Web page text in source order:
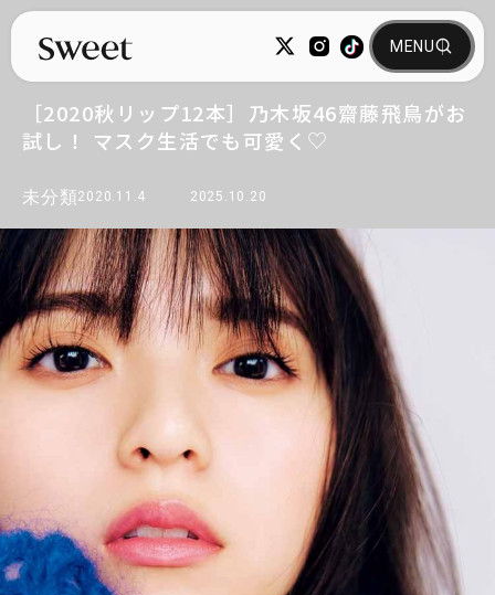
未分類2020.11.4 2025.10.20
［2020秋リップ12本］乃木坂46齋藤飛鳥がお
試し！ マスク生活でも可愛く♡